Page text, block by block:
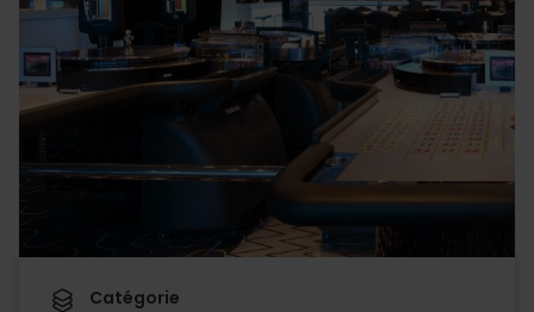
Catégorie